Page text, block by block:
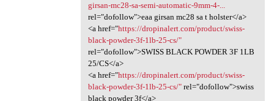
girsan-mc28-sa-semi-automatic-9mm-4-...
rel="dofollow">eaa girsan mc28 sa t holster</a>
<a href="https://dropinalert.com/product/swiss-
black-powder-3f-1lb-25-cs/"
rel="dofollow">SWISS BLACK POWDER 3F 1LB
25/CS</a>
<a href="https://dropinalert.com/product/swiss-
black-powder-3f-1lb-25-cs/"rel="dofollow">swiss
black powder 3f</a>